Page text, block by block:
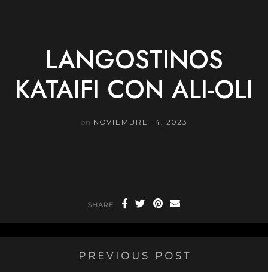
LANGOSTINOS
KATAIFI CON ALI-OLI
on NOVIEMBRE 14, 2023
SHARE
PREVIOUS POST